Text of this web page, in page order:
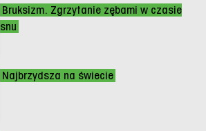
Bruksizm. Zgrzytanie zębami w czasie
snu
Najbrzydsza na świecie